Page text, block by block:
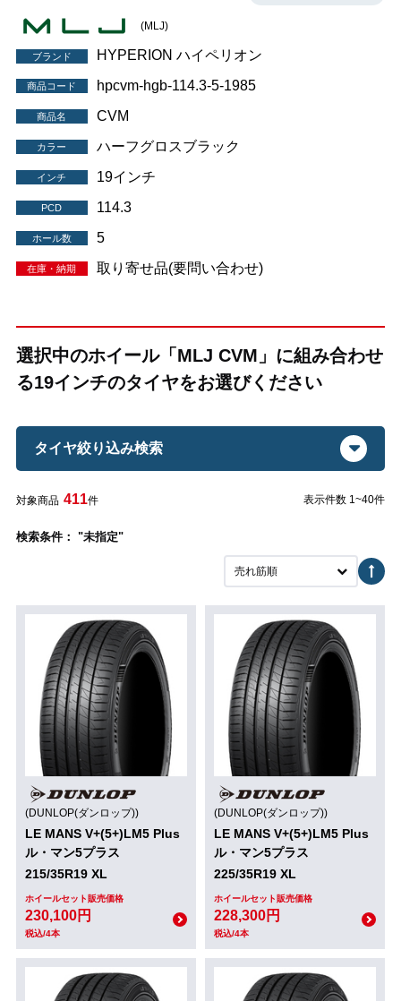
(MLJ)
ブランド HYPERION ハイペリオン
商品コード hpcvm-hgb-114.3-5-1985
商品名 CVM
カラー ハーフグロスブラック
インチ 19インチ
PCD 114.3
ホール数 5
在庫・納期 取り寄せ品(要問い合わせ)
選択中のホイール「MLJ CVM」に組み合わせ
る19インチのタイヤをお選びください
タイヤ絞り込み検索
対象商品 411件 表示件数 1~40件
検索条件： "未指定"
売れ筋順
(DUNLOP(ダンロップ))
LE MANS V+(5+)LM5 Plus
ル・マン5プラス
215/35R19 XL
ホイールセット販売価格
230,100円
税込/4本
(DUNLOP(ダンロップ))
LE MANS V+(5+)LM5 Plus
ル・マン5プラス
225/35R19 XL
ホイールセット販売価格
228,300円
税込/4本